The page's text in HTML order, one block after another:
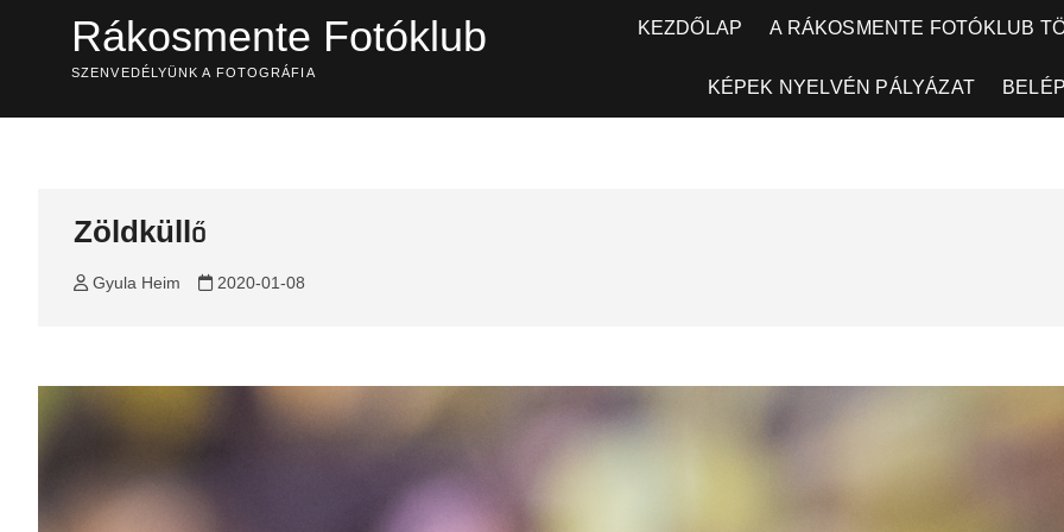
Rákosmente Fotóklub
SZENVEDÉLYÜNK A FOTOGRÁFIA
KEZDŐLAP A RÁKOSMENTE FOTÓKLUB
KÉPEK NYELVÉN PÁLYÁZAT
Zöldküllő
Gyula Heim 2020-01-08